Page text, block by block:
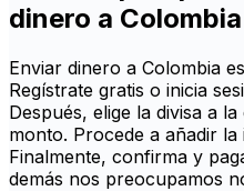
dinero a Colombia
Enviar dinero a Colombia
Regístrate gratis o inicia
Después, elige la divisa a
monto. Procede a añadir
Finalmente, confirma y
demás nos preocupamos